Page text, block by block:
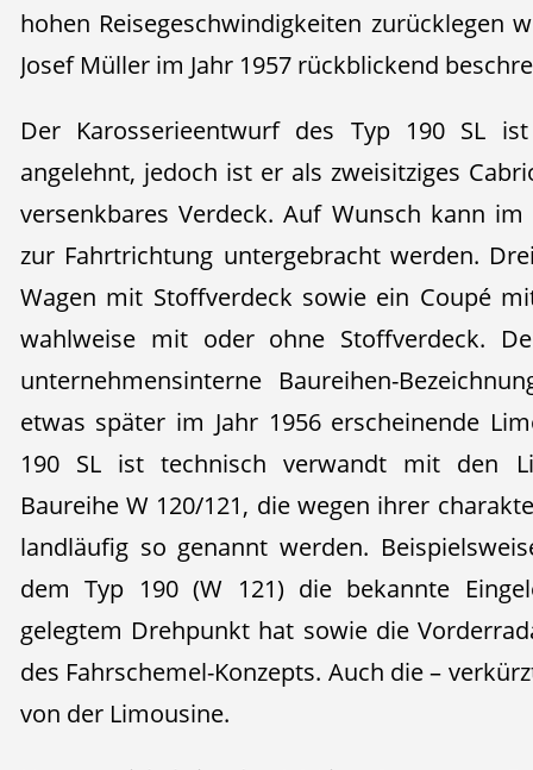
hohen Reisegeschwindigkeiten zurücklegen
Josef Müller im Jahr 1957 rückblickend
Der Karosserieentwurf des Typ 190 SL
angelehnt, jedoch ist er als zweisitziges
versenkbares Verdeck. Auf Wunsch kann
zur Fahrtrichtung untergebracht werden.
Wagen mit Stoffverdeck sowie ein Coupé
wahlweise mit oder ohne Stoffverdeck.
unternehmensinterne Baureihen-
etwas später im Jahr 1956 erscheinende
190 SL ist technisch verwandt mit den
Baureihe W 120/121, die wegen ihrer
landläufig so genannt werden.
dem Typ 190 (W 121) die bekannte
gelegtem Drehpunkt hat sowie die
des Fahrschemel-Konzepts. Auch die –
von der Limousine.